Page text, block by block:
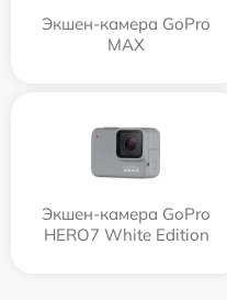
Экшен-камера GoPro
MAX
Экшен-камера GoPro
HERO7 White Edition